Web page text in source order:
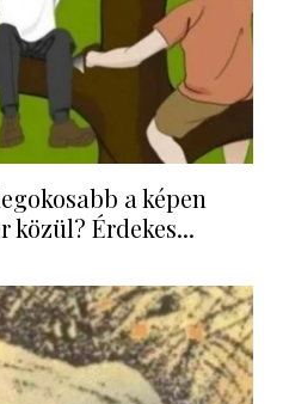
a képen
közül? Érdekes...